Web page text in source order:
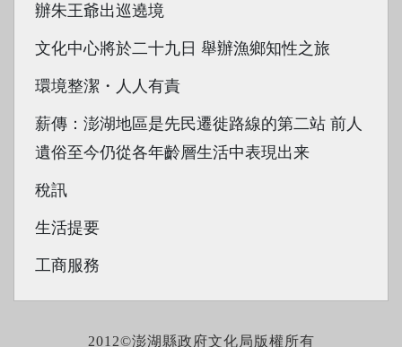
辦朱王爺出巡遶境
文化中心將於二十九日 舉辦漁鄉知性之旅
環境整潔・人人有責
薪傳：澎湖地區是先民遷徙路線的第二站 前人
遺俗至今仍從各年齡層生活中表現出来
稅訊
生活提要
工商服務
2012©澎湖縣政府文化局版權所有